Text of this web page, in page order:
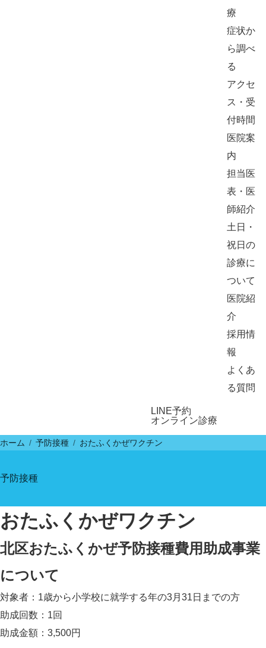
療
症状か
ら調べ
る
アクセ
ス・受
付時間
医院案
内
担当医
表・医
師紹介
土日・
祝日の
診療に
ついて
医院紹
介
採用情
報
よくあ
る質問
LINE予約
オンライン診療
ホーム 予防接種 おたふくかぜワクチン
予防接種
おたふくかぜワクチン
北区おたふくかぜ予防接種費用助成事業
について
対象者：1歳から小学校に就学する年の3月31日までの方
助成回数：1回
助成金額：3,500円